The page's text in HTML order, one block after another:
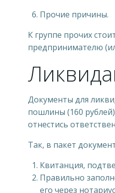
Прочие причины.
К группе прочих
предпринимателю
Документы для
пошлины (160
отнестись
Так, в пакет
Квитанция,
Правильно
его через